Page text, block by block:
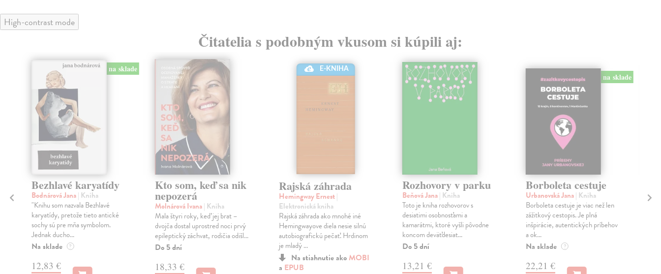
High-contrast mode
Čitatelia s podobným vkusom si kúpili aj:
na sklade
Bezhlavé karyatídy
Bodnárová Jana| Kniha
"Knihu som nazvala Bezhlavé
karyatídy, pretože tieto antické
sochy sú pre mňa symbolom.
Jednak ducho...
Na sklade ?
12,83 €
Kto som, keď sa nik
nepozerá
Molnárová Ivana| Kniha
Mala štyri roky, keď jej brat –
dvojča dostal uprostred noci prvý
epileptický záchvat, rodičia odišl...
Do 5 dní
18,33 €
E-KNIHA
Rajská záhrada
Hemingway Ernest|
Elektronická kniha
Rajská záhrada ako mnohé iné
Hemingwayove diela nesie silnú
autobiografickú pečať. Hrdinom
je mladý ...
Na stiahnutie ako MOBI
a EPUB
Rozhovory v parku
Beňová Jana| Kniha
Toto je kniha rozhovorov s
desiatimi osobnosťami a
kamarátmi, ktoré vyšli pôvodne
koncom deväťdesiat...
Do 5 dní
13,21 €
na sklade
Borboleta cestuje
Urbanovská Jana| Kniha
Borboleta cestuje je viac než len
zážitkový cestopis. Je plná
inšpirácie, autentických príbehov
a ok...
Na sklade ?
22,21 €